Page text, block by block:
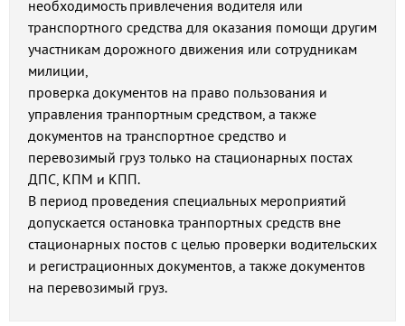
необходимость привлечения водителя или
транспортного средства для оказания помощи другим
участникам дорожного движения или сотрудникам
милиции,
проверка документов на право пользования и
управления транпортным средством, а также
документов на транспортное средство и
перевозимый груз только на стационарных постах
ДПС, КПМ и КПП.
В период проведения специальных мероприятий
допускается остановка транпортных средств вне
стационарных постов с целью проверки водительских
и регистрационных документов, а также документов
на перевозимый груз.